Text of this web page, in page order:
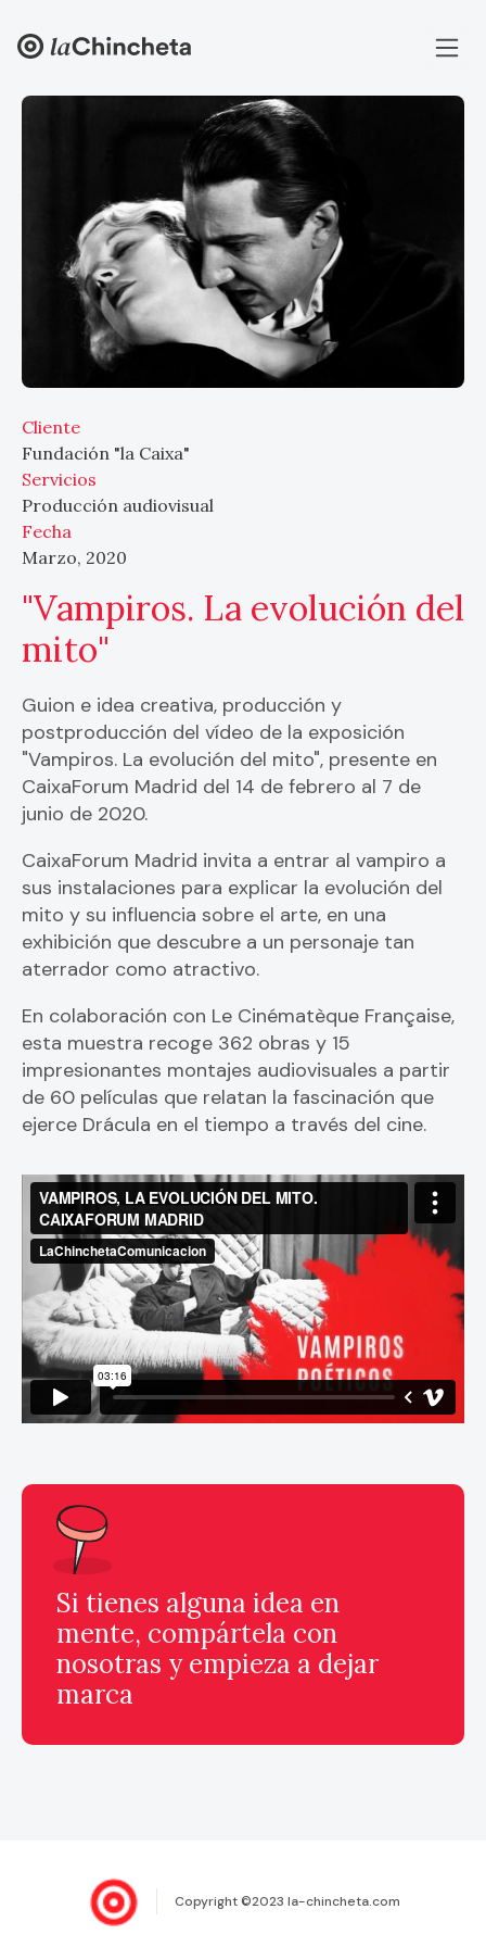
Cliente
Fundación "la Caixa"
Servicios
Producción audiovisual
Fecha
Marzo, 2020
"Vampiros. La evolución del
mito"
Guion e idea creativa, producción y
postproducción del vídeo de la exposición
"Vampiros. La evolución del mito", presente en
CaixaForum Madrid del 14 de febrero al 7 de
junio de 2020.
CaixaForum Madrid invita a entrar al vampiro a
sus instalaciones para explicar la evolución del
mito y su influencia sobre el arte, en una
exhibición que descubre a un personaje tan
aterrador como atractivo.
En colaboración con Le Cinématèque Française,
esta muestra recoge 362 obras y 15
impresionantes montajes audiovisuales a partir
de 60 películas que relatan la fascinación que
ejerce Drácula en el tiempo a través del cine.
Si tienes alguna idea en
mente, compártela con
nosotras y empieza a dejar
marca
Copyright ©2023 la-chincheta.com